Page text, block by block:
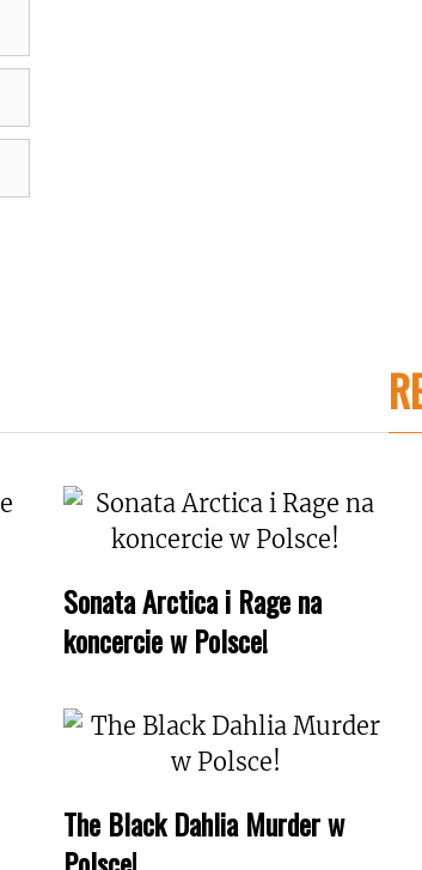
Sonata Arctica i Rage na
koncercie w Polsce!
The Black Dahlia Murder w